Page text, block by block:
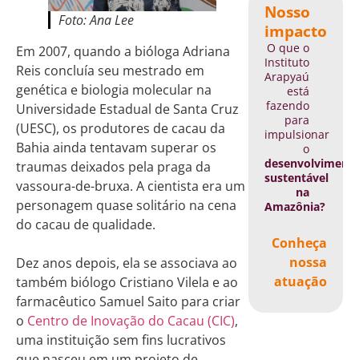
Nosso
impacto
O que o
Instituto
Arapyaú
está
fazendo
para
impulsionar
o
sustentável
na
Amazônia?
Conheça
nossa
atuação
Foto: Ana Lee
Em 2007, quando a bióloga Adriana
Reis concluía seu mestrado em
genética e biologia molecular na
Universidade Estadual de Santa Cruz
(UESC), os produtores de cacau da
Bahia ainda tentavam superar os
traumas deixados pela praga da
vassoura-de-bruxa. A cientista era um
personagem quase solitário na cena
do cacau de qualidade.
Dez anos depois, ela se associava ao
também biólogo Cristiano Vilela e ao
farmacêutico Samuel Saito para criar
o Centro de Inovação do Cacau (CIC),
uma instituição sem fins lucrativos